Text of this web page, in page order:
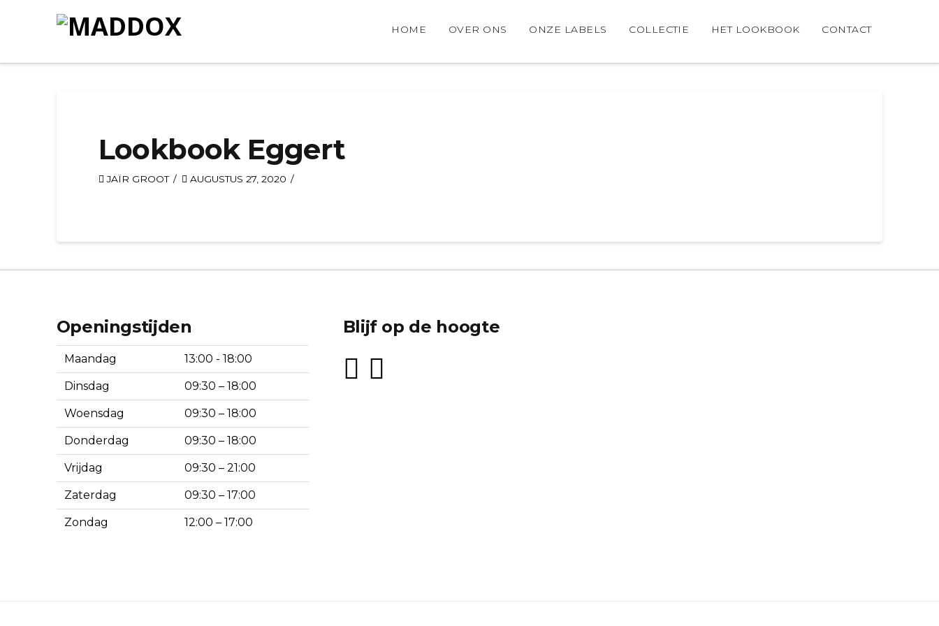
HOME OVER ONS ONZE LABELS COLLECTIE HET LOOKBOOK CONTACT
Lookbook Eggert
JAÏR GROOT AUGUSTUS 27, 2020
Openingstijden
Maandag 13:00 - 18:00
Dinsdag 09:30 – 18:00
Woensdag 09:30 – 18:00
Donderdag 09:30 – 18:00
Vrijdag 09:30 – 21:00
Zaterdag 09:30 – 17:00
Zondag 12:00 – 17:00
Blijf op de hoogte